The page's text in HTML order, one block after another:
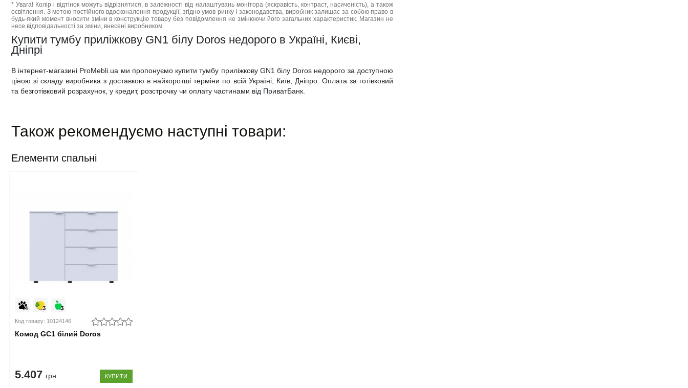
* Увага! Колір і відтінок можуть відрізнятися, в залежності від налаштувань монітора (яскравість, контраст, насиченість), а також
освітлення. З метою постійного вдосконалення продукції, згідно умов ринку і законодавства, виробник залишає за собою право в
будь-який момент вносити зміни в конструкцію товару без повідомлення не змінюючи його загальних характеристик. Магазин не
несе відповідальності за зміни, внесені виробником.
Купити тумбу приліжкову GN1 білу Doros недорого в Україні, Києві,
Дніпрі
В інтернет-магазині ProMebli.ua ми пропонуємо купити тумбу приліжкову GN1 білу Doros недорого за доступною
ціною зі складу виробника з доставкою в найкоротші терміни по всій Україні, Київ, Дніпро. Оплата за готівковий
та безготівковий розрахунок, у кредит, розстрочку чи оплату частинами від ПриватБанк.
Також рекомендуємо наступні товари:
Елементи спальні
Код товару: 10124146
Комод GС1 білий Doros
5.407 грн КУПИТИ